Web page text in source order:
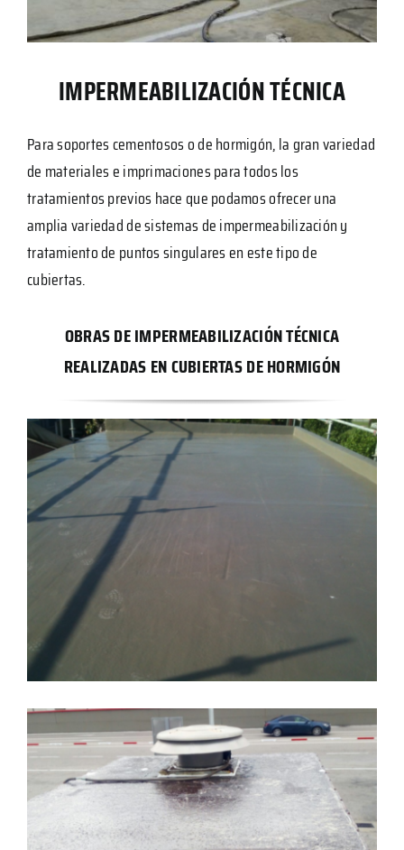
IMPERMEABILIZACIÓN TÉCNICA
Para soportes cementosos o de hormigón, la gran variedad
de materiales e imprimaciones para todos los
tratamientos previos hace que podamos ofrecer una
amplia variedad de sistemas de impermeabilización y
tratamiento de puntos singulares en este tipo de
cubiertas.
OBRAS DE IMPERMEABILIZACIÓN TÉCNICA
REALIZADAS EN CUBIERTAS DE HORMIGÓN